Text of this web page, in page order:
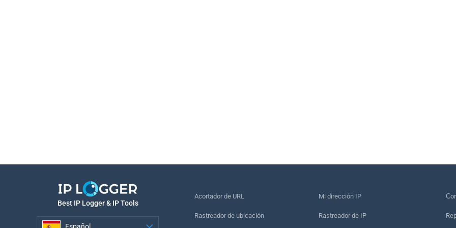
Best IP Logger & IP Tools
Acortador de URL
Rastreador de ubicación
Mi dirección IP
Rastreador de IP